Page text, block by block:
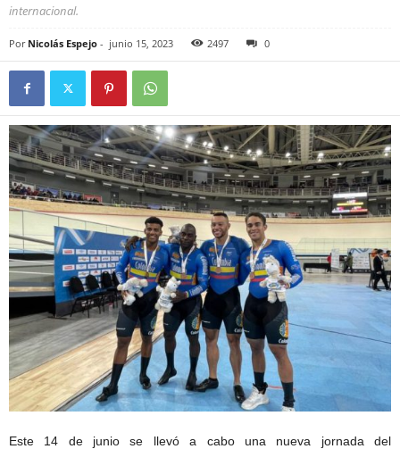
internacional.
Por Nicolás Espejo - junio 15, 2023 2497 0
Este 14 de junio se llevó a cabo una nueva jornada del